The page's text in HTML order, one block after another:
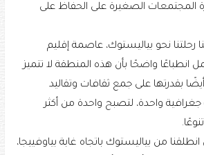
المجتمعات الصغيرة على الحفاظ على
رحلتنا نحو بياليستوك، عاصمة إقليم
انطباعًا واضحًا بأن هذه المنطقة لا تتميز
بقدرتها على جمع ثقافات وتقاليد
واحدة، لتصبح واحدة من أكثر
من بياليستوك باتجاه غابة بياوفييجا،